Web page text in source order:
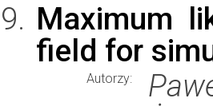
Maximum
field for
Autorzy: